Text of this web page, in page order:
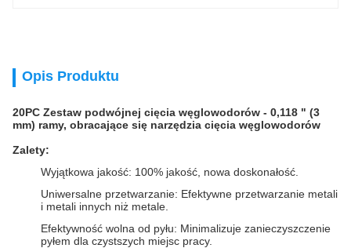
Opis Produktu
20PC Zestaw podwójnej cięcia węglowodorów - 0,118 " (3
mm) ramy, obracające się narzędzia cięcia węglowodorów
Zalety:
Wyjątkowa jakość: 100% jakość, nowa doskonałość.
Uniwersalne przetwarzanie: Efektywne przetwarzanie metali
i metali innych niż metale.
Efektywność wolna od pyłu: Minimalizuje zanieczyszczenie
pyłem dla czystszych miejsc pracy.